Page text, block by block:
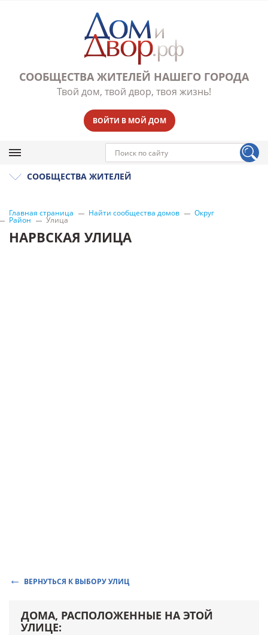
СООБЩЕСТВА ЖИТЕЛЕЙ НАШЕГО ГОРОДА
Твой дом, твой двор, твоя жизнь!
ВОЙТИ В МОЙ ДОМ
СООБЩЕСТВА ЖИТЕЛЕЙ
Главная страница Найти сообщества домов Округ
Район Улица
НАРВСКАЯ УЛИЦА
ВЕРНУТЬСЯ К ВЫБОРУ УЛИЦ
ДОМА, РАСПОЛОЖЕННЫЕ НА ЭТОЙ
УЛИЦЕ: